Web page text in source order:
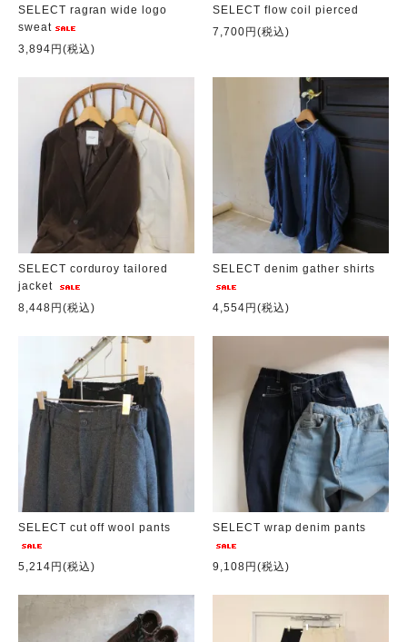
SELECT ragran wide logo
sweat
3,894円(税込)
SELECT flow coil pierced
7,700円(税込)
SELECT corduroy tailored
jacket
8,448円(税込)
SELECT denim gather shirts
4,554円(税込)
SELECT cut off wool pants
5,214円(税込)
SELECT wrap denim pants
9,108円(税込)